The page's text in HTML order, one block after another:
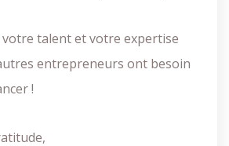
votre talent et votre expertise
entrepreneurs ont besoin
!